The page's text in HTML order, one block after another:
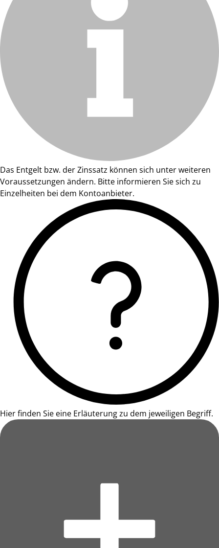
Das Entgelt bzw. der Zinssatz können sich unter weiteren
Voraussetzungen ändern. Bitte informieren Sie sich zu
Einzelheiten bei dem Kontoanbieter.
Hier finden Sie eine Erläuterung zu dem jeweiligen Begriff.